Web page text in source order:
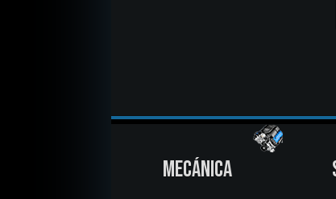
MECÁNICA